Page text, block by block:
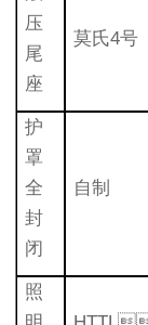
压
尾
座
莫氏4号
护
罩
全
封
闭
自制
照